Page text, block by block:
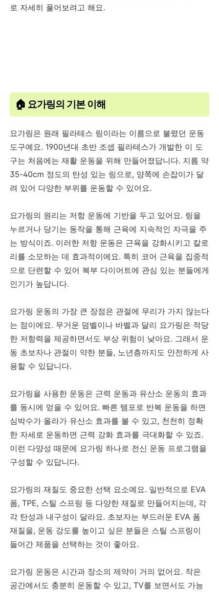
로 자세히 풀어보려고 해요.
🏠 요가링의 기본 이해
요가링은 원래 필라테스 링이라는 이름으로 불렸던 운동
도구예요. 1900년대 초반 조셉 필라테스가 개발한 이 도
구는 처음에는 재활 운동을 위해 만들어졌답니다. 지름 약
35-40cm 정도의 탄성 있는 링으로, 양쪽에 손잡이가 달
려 있어 다양한 부위를 운동할 수 있어요.
요가링의 원리는 저항 운동에 기반을 두고 있어요. 링을
누르거나 당기는 동작을 통해 근육에 지속적인 자극을 주
는 방식이죠. 이러한 저항 운동은 근육을 강화시키고 칼로
리를 소모하는 데 효과적이에요. 특히 코어 근육을 집중적
으로 단련할 수 있어 복부 다이어트에 관심 있는 분들에게
인기가 높답니다.
요가링 운동의 가장 큰 장점은 관절에 무리가 가지 않는다
는 점이에요. 무거운 덤벨이나 바벨과 달리 요가링은 적당
한 저항력을 제공하면서도 부상 위험이 낮아요. 그래서 운
동 초보자나 관절이 약한 분들, 노년층까지도 안전하게 사
용할 수 있답니다.
요가링을 사용한 운동은 근력 운동과 유산소 운동의 효과
를 동시에 얻을 수 있어요. 빠른 템포로 반복 운동을 하면
심박수가 올라가 유산소 효과를 볼 수 있고, 천천히 정확
한 자세로 운동하면 근력 강화 효과를 극대화할 수 있죠.
이런 다양성 때문에 요가링 하나로 전신 운동 프로그램을
구성할 수 있답니다.
요가링의 재질도 중요한 선택 요소예요. 일반적으로 EVA
폼, TPE, 스틸 스프링 등 다양한 재질로 만들어지는데, 각
각 탄성과 내구성이 달라요. 초보자는 부드러운 EVA 폼
재질을, 운동 강도를 높이고 싶은 분들은 스틸 스프링이
들어간 제품을 선택하는 것이 좋아요.
요가링 운동은 시간과 장소의 제약이 거의 없어요. 작은
공간에서도 충분히 운동할 수 있고, TV를 보면서도 가능